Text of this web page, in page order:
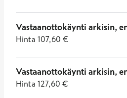
Vastaanottokäynti arkisin,
Hinta 107,60 €
Vastaanottokäynti arkisin,
Hinta 127,60 €